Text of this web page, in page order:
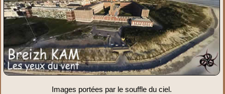
Images portées par le souffle du ciel.